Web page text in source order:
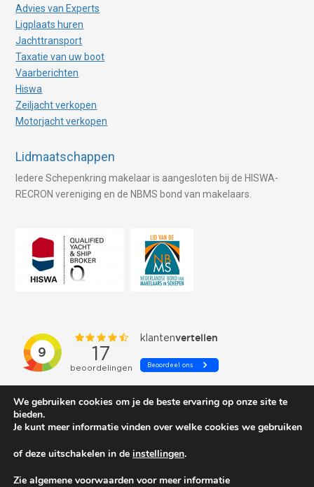
Advies van Experts
Ligplaats huren
Jachttransport
Taxatie van uw boot
Vaarberichten
Hiswa
Zeiljacht verkopen
Motorjacht verkopen
Lidmaatschappen
Iedere Schepenkring makelaar is aangesloten bij de HISWA-
RECRON vereniging en de NBMS bond van makelaars.
We gebruiken cookies om je de beste ervaring op onze site te
bieden.
Je kunt meer informatie vinden over welke cookies we gebruiken
of deze uitschakelen in de instellingen.
Zie algemene voorwaarden voor meer informatie